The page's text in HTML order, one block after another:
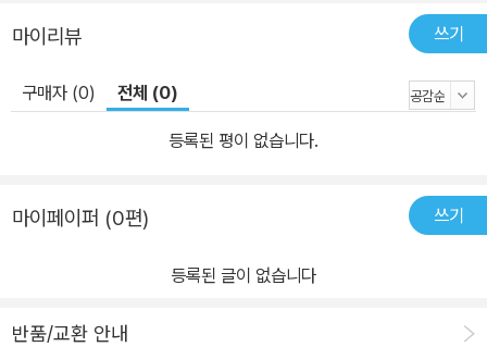
작하면서 미국 제조업자들이 그 구제책을 강력히 요구했던 것이다. 1
828년 제정된 관세법에 규정된 관세율은 무려 60퍼센트에 달했는
데, 이것은 국외 무역조건에 대한 대응이었을 뿐만 아니라 확실히 국
내 제조업 육성과 면방직, 철강 등 국내산업 보호라는 목적에도 부합
에 곡물을 공급하던 서부 농민들에게 환영을 받았지만, 유럽에 면화
를 수출하던 남부 대농장주들은 이 법을 ‘가증스런 관세’라 부르며 연
방탈퇴를 외칠 정도였다. 이처럼 산업화에 대한 농업의 저항이 거세
교농업의 지지를 얻은 공화당이 압승하면서 대공황기까지 산업화 정
마이리뷰 쓰기
구매자 (0) 전체 (0)
등록된 평이 없습니다.
마이페이퍼 (0편) 쓰기
등록된 글이 없습니다
반품/교환 안내